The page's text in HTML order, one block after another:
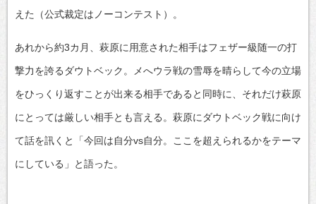
えた（公式裁定はノーコンテスト）。
あれから約3カ月、萩原に用意された相手はフェザー級随一の打
撃力を誇るダウトベック。メへウラ戦の雪辱を晴らして今の立場
をひっくり返すことが出来る相手であると同時に、それだけ萩原
にとっては厳しい相手とも言える。萩原にダウトベック戦に向け
て話を訊くと「今回は自分vs自分。ここを超えられるかをテーマ
にしている」と語った。